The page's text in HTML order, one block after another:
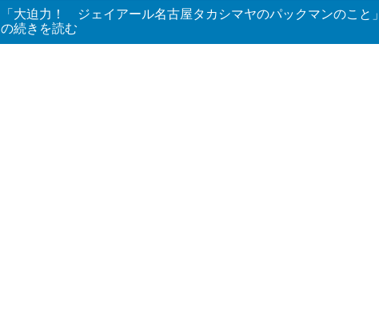
「大迫力！ ジェイアール名古屋タカシマヤのパックマンのこと」
の続きを読む